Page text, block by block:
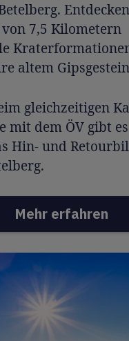
7,5 Kilometern
altem
gleichzeitigen
mit dem ÖV gibt
Hin- und
Mehr erfahren